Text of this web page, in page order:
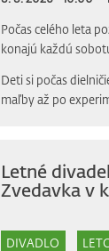
Počas celého leta
konajú každú
Deti si počas
maľby až po
Letné
Zvedavka v
DIVADLO